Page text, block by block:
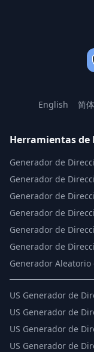
English 简
Herramientas de
Generador de
Generador de
Generador de
Generador de
Generador de
Generador de
Generador
US Generador de
US Generador de
US Generador de
US Generador de